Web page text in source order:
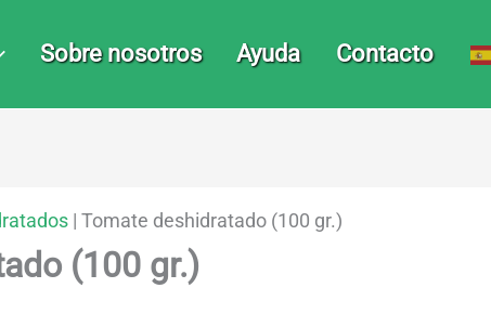
Sobre nosotros Ayuda Contacto
| Tomate deshidratado (100 gr.)
(100 gr.)